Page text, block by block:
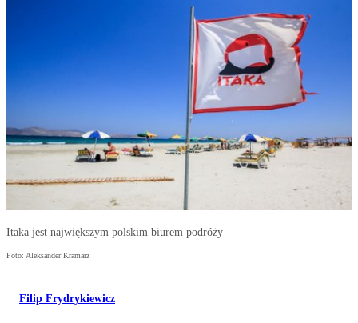
Itaka jest największym polskim biurem podróży
Foto: Aleksander Kramarz
Filip Frydrykiewicz